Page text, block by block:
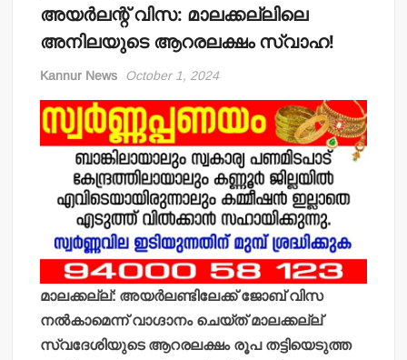
അയര്‍ലന്റ് വിസ: മാലക്കല്ലിലെ
അനിലയുടെ ആറരലക്ഷം സ്വാഹ!
Kannur News October 1, 2024
മാലക്കല്ല്: അയര്‍ലണ്ടിലേക്ക് ജോബ് വിസ
നല്‍കാമെന്ന് വാഗ്ദാനം ചെയ്ത് മാലക്കല്ല്
സ്വദേശിയുടെ ആറരലക്ഷം രൂപ തട്ടിയെടുത്ത